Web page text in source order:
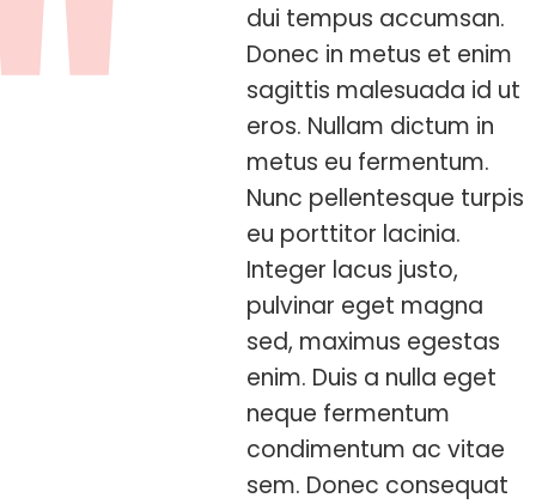
dui tempus accumsan.
Donec in metus et enim
sagittis malesuada id ut
eros. Nullam dictum in
metus eu fermentum.
Nunc pellentesque turpis
eu porttitor lacinia.
Integer lacus justo,
pulvinar eget magna
sed, maximus egestas
enim. Duis a nulla eget
neque fermentum
condimentum ac vitae
sem. Donec consequat